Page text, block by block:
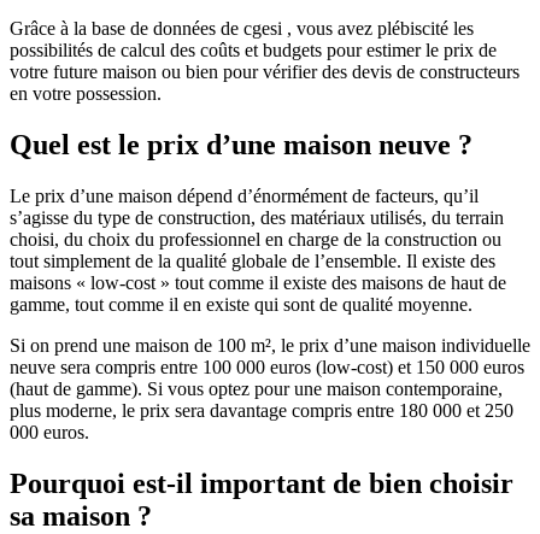
Grâce à la base de données de cgesi , vous avez plébiscité les
possibilités de calcul des coûts et budgets pour estimer le prix de
votre future maison ou bien pour vérifier des devis de constructeurs
en votre possession.
Quel est le prix d’une maison neuve ?
Le prix d’une maison dépend d’énormément de facteurs, qu’il
s’agisse du type de construction, des matériaux utilisés, du terrain
choisi, du choix du professionnel en charge de la construction ou
tout simplement de la qualité globale de l’ensemble. Il existe des
maisons « low-cost » tout comme il existe des maisons de haut de
gamme, tout comme il en existe qui sont de qualité moyenne.
Si on prend une maison de 100 m², le prix d’une maison individuelle
neuve sera compris entre 100 000 euros (low-cost) et 150 000 euros
(haut de gamme). Si vous optez pour une maison contemporaine,
plus moderne, le prix sera davantage compris entre 180 000 et 250
000 euros.
Pourquoi est-il important de bien choisir
sa maison ?